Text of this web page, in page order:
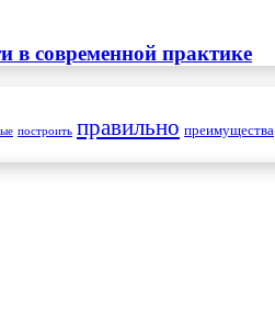
в современной практике
построить правильно преимущества